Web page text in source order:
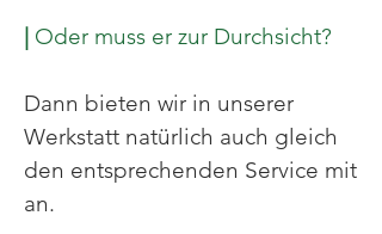
| Oder muss er zur Durchsicht?
Dann bieten wir in unserer
Werkstatt natürlich auch gleich
den entsprechenden Service mit
an.